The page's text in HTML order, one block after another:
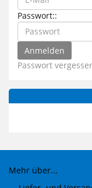
Passwort::
Passwort
Mehr über...